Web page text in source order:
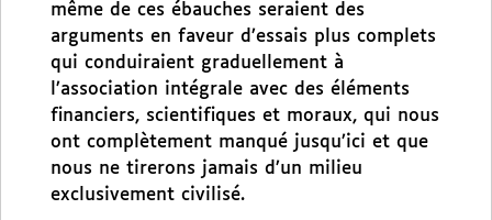
même de ces ébauches seraient des
arguments en faveur d’essais plus complets
qui conduiraient graduellement à
l’association intégrale avec des éléments
financiers, scientifiques et moraux, qui nous
ont complètement manqué jusqu’ici et que
nous ne tirerons jamais d’un milieu
exclusivement civilisé.